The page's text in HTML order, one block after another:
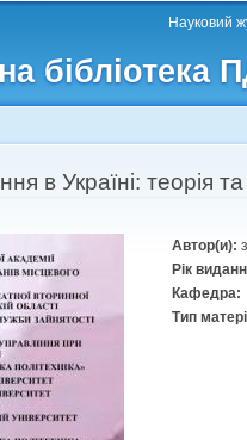
бібліотека
Науковий
в Україні: теорія
Автор(и):
Рік
Кафедра:
Тип